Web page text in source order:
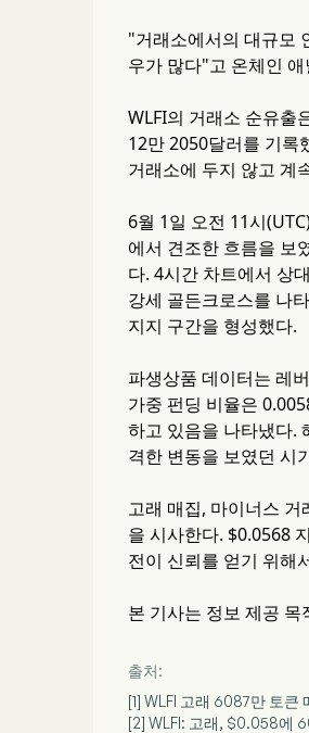
"거래소에서의 대규모
우가 많다"고 온체인
WLFI의 거래소 순유출
12만 2050달러를 기록
거래소에 두지 않고 계
6월 1일 오전 11시
에서 견조한 흐름을 보
다. 4시간 차트에서 상
강세 골든크로스를 나
지지 구간을 형성했다.
파생상품 데이터는 레
가중 펀딩 비율은
하고 있음을 나타냈다.
격한 변동을 보였던 시
고래 매집, 마이너스
을 시사한다. $0.0568
전이 신뢰를 얻기 위해
본 기사는 정보 제공
출처:
[1] WLFI 고래 6087만 토큰
[2] WLFI: 고래, $0.058에